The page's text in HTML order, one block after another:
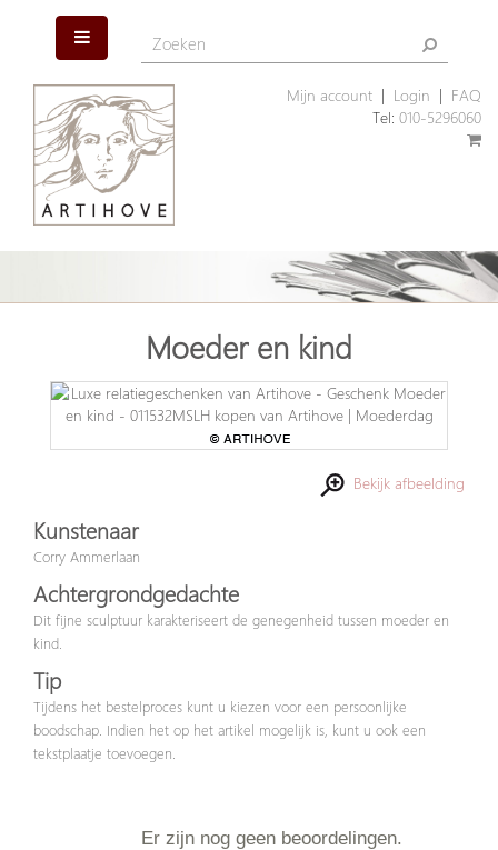
Mijn account| Login
FAQ
Tel: 010-5296060
Moeder en kind
Bekijk afbeelding
Kunstenaar
Corry Ammerlaan
Achtergrondgedachte
Dit fijne sculptuur karakteriseert de genegenheid tussen moeder en
kind.
Tip
Tijdens het bestelproces kunt u kiezen voor een persoonlijke
boodschap. Indien het op het artikel mogelijk is, kunt u ook een
tekstplaatje toevoegen.
Er zijn nog geen beoordelingen.